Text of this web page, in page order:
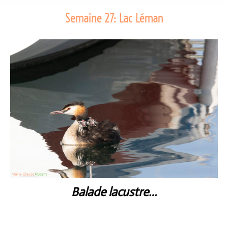
Semaine 27: Lac Léman
Balade lacustre…